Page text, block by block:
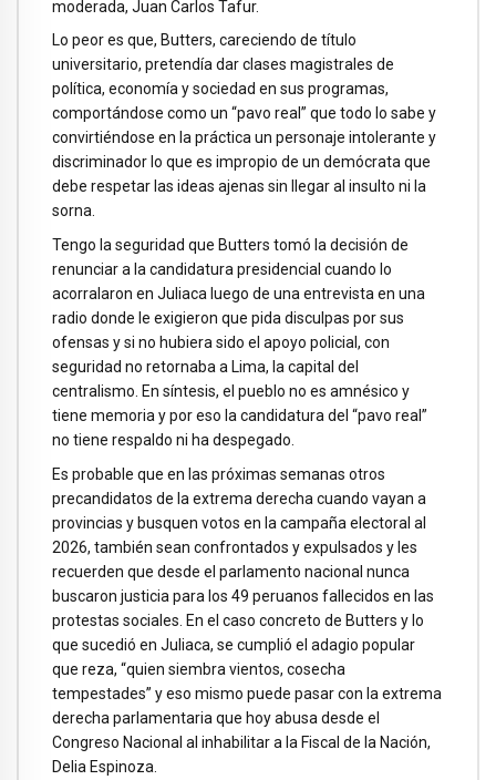
moderada, Juan Carlos Tafur.
Lo peor es que, Butters, careciendo de título
universitario, pretendía dar clases magistrales de
política, economía y sociedad en sus programas,
comportándose como un “pavo real” que todo lo sabe y
convirtiéndose en la práctica un personaje intolerante y
discriminador lo que es impropio de un demócrata que
debe respetar las ideas ajenas sin llegar al insulto ni la
sorna.
Tengo la seguridad que Butters tomó la decisión de
renunciar a la candidatura presidencial cuando lo
acorralaron en Juliaca luego de una entrevista en una
radio donde le exigieron que pida disculpas por sus
ofensas y si no hubiera sido el apoyo policial, con
seguridad no retornaba a Lima, la capital del
centralismo. En síntesis, el pueblo no es amnésico y
tiene memoria y por eso la candidatura del “pavo real”
no tiene respaldo ni ha despegado.
Es probable que en las próximas semanas otros
precandidatos de la extrema derecha cuando vayan a
provincias y busquen votos en la campaña electoral al
2026, también sean confrontados y expulsados y les
recuerden que desde el parlamento nacional nunca
buscaron justicia para los 49 peruanos fallecidos en las
protestas sociales. En el caso concreto de Butters y lo
que sucedió en Juliaca, se cumplió el adagio popular
que reza, “quien siembra vientos, cosecha
tempestades” y eso mismo puede pasar con la extrema
derecha parlamentaria que hoy abusa desde el
Congreso Nacional al inhabilitar a la Fiscal de la Nación,
Delia Espinoza.